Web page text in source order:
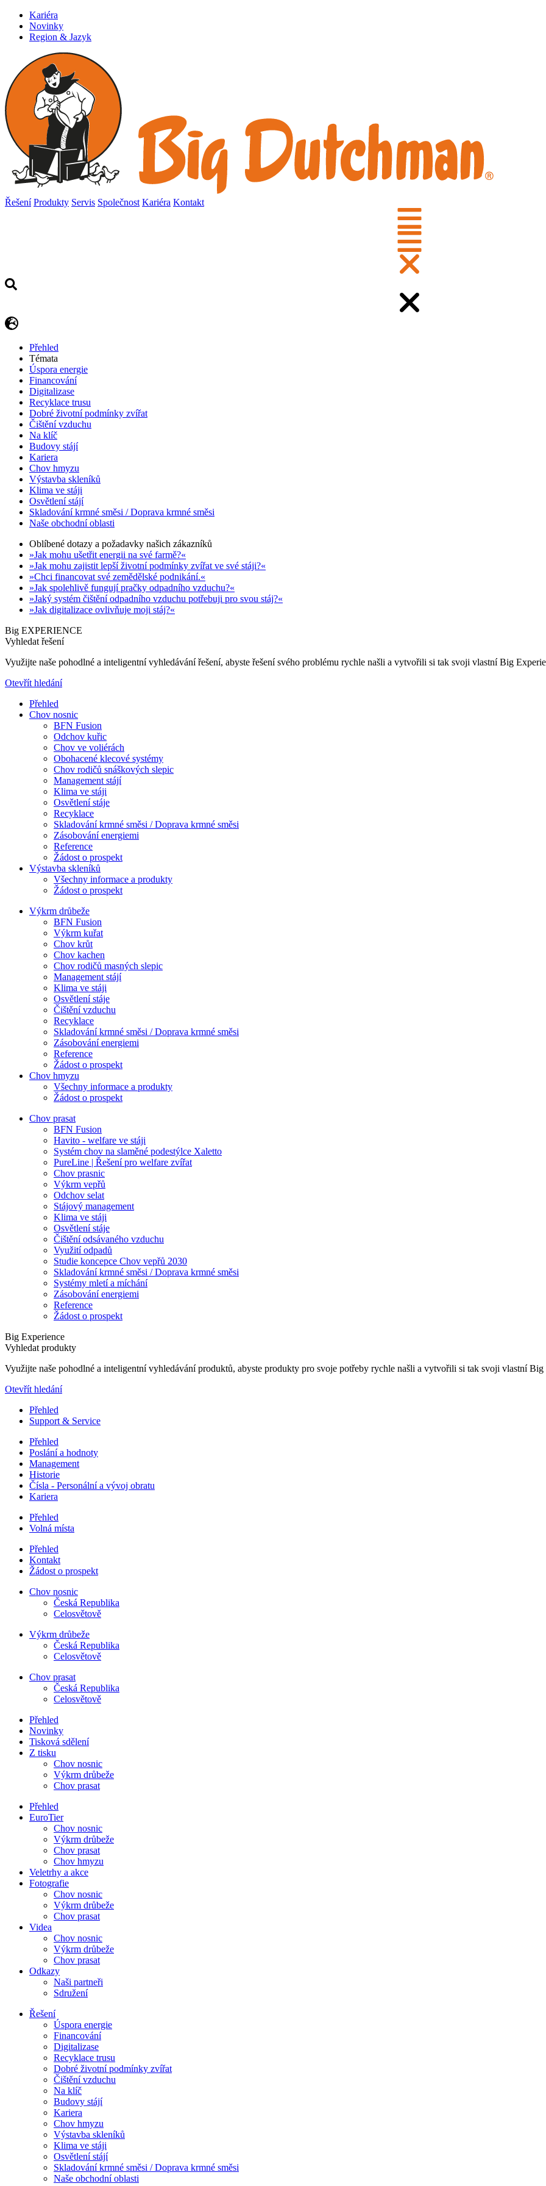
Kariéra
Novinky
Region & Jazyk
Řešení Produkty Servis Společnost Kariéra Kontakt
Přehled
Témata
Úspora energie
Financování
Digitalizase
Recyklace trusu
Dobré životní podmínky zvířat
Čištění vzduchu
Na klíč
Budovy stájí
Kariera
Chov hmyzu
Výstavba skleníků
Klima ve stáji
Osvětlení stájí
Skladování krmné směsi / Doprava krmné směsi
Naše obchodní oblasti
Oblíbené dotazy a požadavky našich zákazníků
»Jak mohu ušetřit energii na své farmě?«
»Jak mohu zajistit lepší životní podmínky zvířat ve své stáji?«
»Chci financovat své zemědělské podnikání.«
»Jak spolehlivě fungují pračky odpadního vzduchu?«
»Jaký systém čištění odpadního vzduchu potřebuji pro svou stáj?«
»Jak digitalizace ovlivňuje moji stáj?«
Big EXPERIENCE
Vyhledat řešení
Využijte naše pohodlné a inteligentní vyhledávání řešení, abyste řešení svého problému rychle našli a vytvořili si tak svoji vlastní Big
Otevřít hledání
Přehled
Chov nosnic
BFN Fusion
Odchov kuřic
Chov ve voliérách
Obohacené klecové systémy
Chov rodičů snáškových slepic
Management stájí
Klima ve stáji
Osvětlení stáje
Recyklace
Skladování krmné směsi / Doprava krmné směsi
Zásobování energiemi
Reference
Žádost o prospekt
Výstavba skleníků
Všechny informace a produkty
Žádost o prospekt
Výkrm drůbeže
BFN Fusion
Výkrm kuřat
Chov krůt
Chov kachen
Chov rodičů masných slepic
Management stájí
Klima ve stáji
Osvětlení stáje
Čištění vzduchu
Recyklace
Skladování krmné směsi / Doprava krmné směsi
Zásobování energiemi
Reference
Žádost o prospekt
Chov hmyzu
Všechny informace a produkty
Žádost o prospekt
Chov prasat
BFN Fusion
Havito - welfare ve stáji
Systém chov na slaměné podestýlce Xaletto
PureLine | Řešení pro welfare zvířat
Chov prasnic
Výkrm vepřů
Odchov selat
Stájový management
Klima ve stáji
Osvětlení stáje
Čištění odsávaného vzduchu
Využití odpadů
Studie koncepce Chov vepřů 2030
Skladování krmné směsi / Doprava krmné směsi
Systémy mletí a míchání
Zásobování energiemi
Reference
Žádost o prospekt
Big Experience
Vyhledat produkty
Využijte naše pohodlné a inteligentní vyhledávání produktů, abyste produkty pro svoje potřeby rychle našli a vytvořili si tak svoji vlastní Big
Otevřít hledání
Přehled
Support & Service
Přehled
Poslání a hodnoty
Management
Historie
Čísla - Personální a vývoj obratu
Kariera
Přehled
Volná místa
Přehled
Kontakt
Žádost o prospekt
Chov nosnic
Česká Republika
Celosvětově
Výkrm drůbeže
Česká Republika
Celosvětově
Chov prasat
Česká Republika
Celosvětově
Přehled
Novinky
Tisková sdělení
Z tisku
Chov nosnic
Výkrm drůbeže
Chov prasat
Přehled
EuroTier
Chov nosnic
Výkrm drůbeže
Chov prasat
Chov hmyzu
Veletrhy a akce
Fotografie
Chov nosnic
Výkrm drůbeže
Chov prasat
Videa
Chov nosnic
Výkrm drůbeže
Chov prasat
Odkazy
Naši partneři
Sdružení
Řešení
Úspora energie
Financování
Digitalizase
Recyklace trusu
Dobré životní podmínky zvířat
Čištění vzduchu
Na klíč
Budovy stájí
Kariera
Chov hmyzu
Výstavba skleníků
Klima ve stáji
Osvětlení stájí
Skladování krmné směsi / Doprava krmné směsi
Naše obchodní oblasti